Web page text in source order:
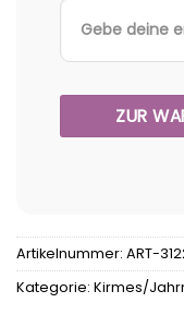
Artikelnummer: ART-
Kategorie: Kirmes/